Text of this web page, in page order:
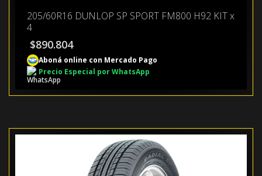
205/60R16 DUNLOP SP SPORT FM800 H92 KIT x
4
$890.804
Aboná online con Mercado Pago
Precio Especial por WhatsApp